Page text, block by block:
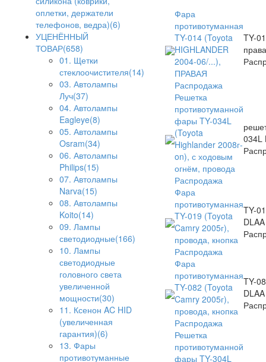
оплетки, держатели
телефонов, ведра)(6)
УЦЕНЁННЫЙ
ТОВАР(658)
01. Щетки
стеклоочистителя(14)
03. Автолампы
Луч(37)
04. Автолампы
Eagleye(8)
05. Автолампы
Osram(34)
06. Автолампы
Philips(15)
07. Автолампы
Narva(15)
08. Автолампы
Koito(14)
09. Лампы
светодиодные(166)
10. Лампы
светодиодные
головного света
увеличенной
мощности(30)
11. Ксенон AC HID
(увеличенная
гарантия)(6)
13. Фары
противотуманные
Фара
противотуманная
TY-014 (Toyota
HIGHLANDER
2004-06/...),
ПРАВАЯ
Распродажа
TY-
Решетка
противотуманной
фары TY-034L
(Toyota
Highlander 2008г-
on), с ходовым
огнём, провода
Распродажа
034L
Фара
противотуманная
TY-019 (Toyota
Camry 2005г),
провода, кнопка
Распродажа
TY-
DLAA
Фара
противотуманная
TY-082 (Toyota
Camry 2005г),
провода, кнопка
Распродажа
TY-
DLAA
Решетка
противотуманной
фары TY-304L